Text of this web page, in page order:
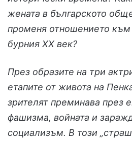
жената в българското
променя отношението към
бурния XX век?
През образите на три
етапите от живота на
зрителят преминава през
фашизма, войната и
социализъм. В този